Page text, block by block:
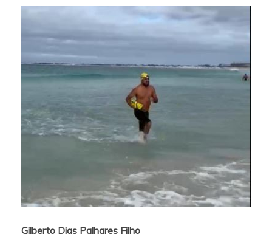
Gilberto Dias Palhares Filho